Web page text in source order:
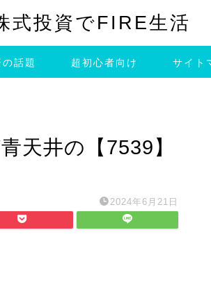
式投資でFIRE生活
話題 超初心者向け サイト
天井の【7539】
2024年6月21日